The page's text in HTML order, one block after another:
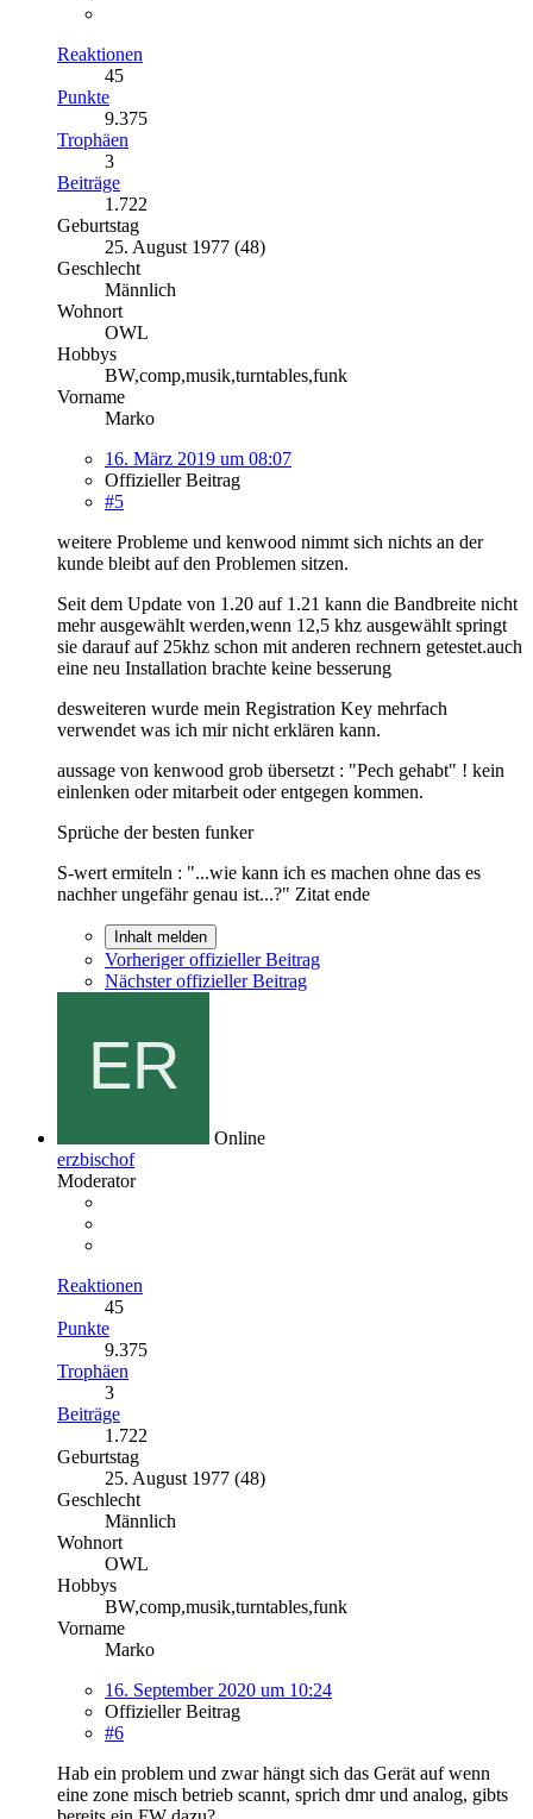
Reaktionen
45
Punkte
9.375
Trophäen
3
Beiträge
1.722
Geburtstag
25. August 1977 (48)
Geschlecht
Männlich
Wohnort
OWL
Hobbys
BW,comp,musik,turntables,funk
Vorname
Marko
16. März 2019 um 08:07
Offizieller Beitrag
#5
weitere Probleme und kenwood nimmt sich nichts an der
kunde bleibt auf den Problemen sitzen.
Seit dem Update von 1.20 auf 1.21 kann die Bandbreite nicht
mehr ausgewählt werden,wenn 12,5 khz ausgewählt springt
sie darauf auf 25khz schon mit anderen rechnern getestet.auch
eine neu Installation brachte keine besserung
desweiteren wurde mein Registration Key mehrfach
verwendet was ich mir nicht erklären kann.
aussage von kenwood grob übersetzt : "Pech gehabt" ! kein
einlenken oder mitarbeit oder entgegen kommen.
Sprüche der besten funker
S-wert ermiteln : "...wie kann ich es machen ohne das es
nachher ungefähr genau ist...?" Zitat ende
Inhalt melden
Vorheriger offizieller Beitrag
Nächster offizieller Beitrag
Online
erzbischof
Moderator
Reaktionen
45
Punkte
9.375
Trophäen
3
Beiträge
1.722
Geburtstag
25. August 1977 (48)
Geschlecht
Männlich
Wohnort
OWL
Hobbys
BW,comp,musik,turntables,funk
Vorname
Marko
16. September 2020 um 10:24
Offizieller Beitrag
#6
Hab ein problem und zwar hängt sich das Gerät auf wenn
eine zone misch betrieb scannt, sprich dmr und analog, gibts